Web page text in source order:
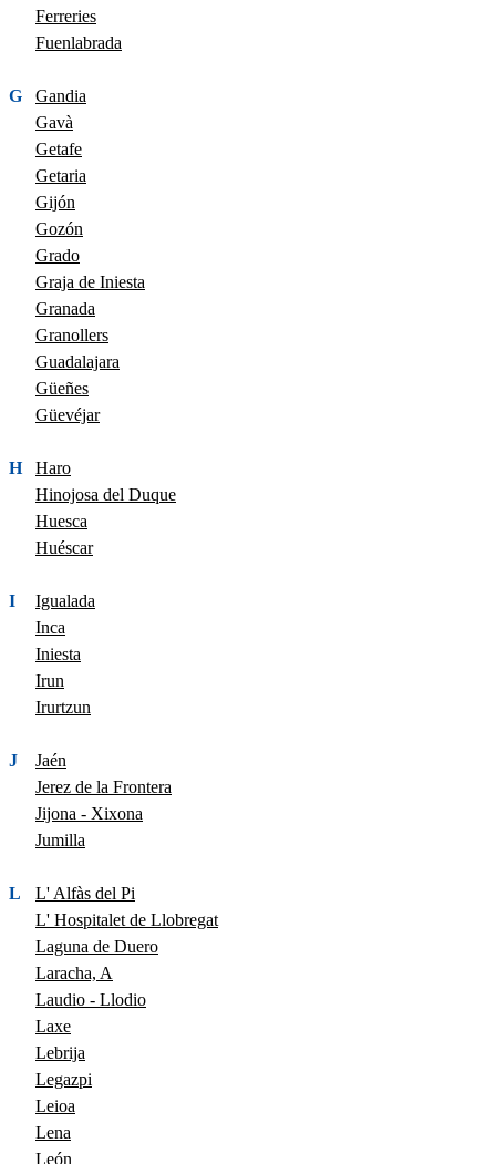
Ferreries
Fuenlabrada
G
Gandia
Gavà
Getafe
Getaria
Gijón
Gozón
Grado
Graja de Iniesta
Granada
Granollers
Guadalajara
Güeñes
Güevéjar
H
Haro
Hinojosa del Duque
Huesca
Huéscar
I
Igualada
Inca
Iniesta
Irun
Irurtzun
J
Jaén
Jerez de la Frontera
Jijona - Xixona
Jumilla
L
L' Alfàs del Pi
L' Hospitalet de Llobregat
Laguna de Duero
Laracha, A
Laudio - Llodio
Laxe
Lebrija
Legazpi
Leioa
Lena
León